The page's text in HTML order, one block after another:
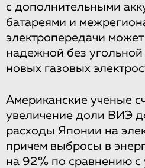
с дополнительными
батареями и
электропередачи может
надежной без
новых газовых
Американские ученые
увеличение доли ВИЭ
расходы Японии на
причем выбросы в
на 92% по сравнению